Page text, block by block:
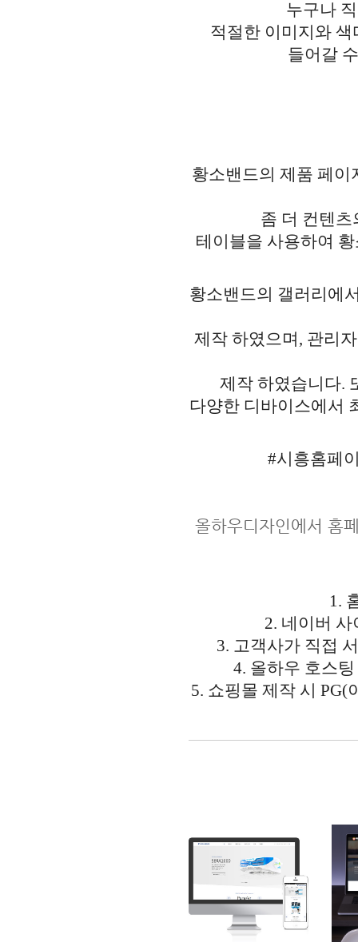
누구나
적절한 이미지와
들어갈
황소밴드의 제품 페이
좀 더 컨텐
테이블을 사용하여
황소밴드의 갤러리에
제작 하였으며, 관리
제작 하였습니다.
다양한 디바이스에서
#시흥홈페
올하우디자인에서 홈
1.
2. 네이버
3. 고객사가 직접
4. 올하우 호스
5. 쇼핑몰 제작 시 PG(